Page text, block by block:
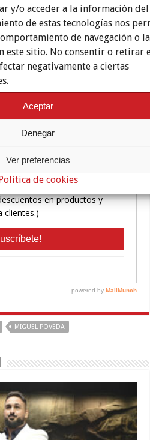
y/o acceder a la información del
de estas tecnologías nos
de navegación o
este sitio. No consentir o retirar
negativamente a ciertas
Aceptar
Denegar
Ver preferencias
de cookies
MIGUEL POVEDA